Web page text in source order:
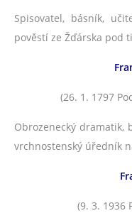
Spisovatel, básník,
pověstí ze Žďárska pod
(26. 1. 1797
Obrozenecký dramatik,
vrchnostenský úředník
(9. 3. 1936